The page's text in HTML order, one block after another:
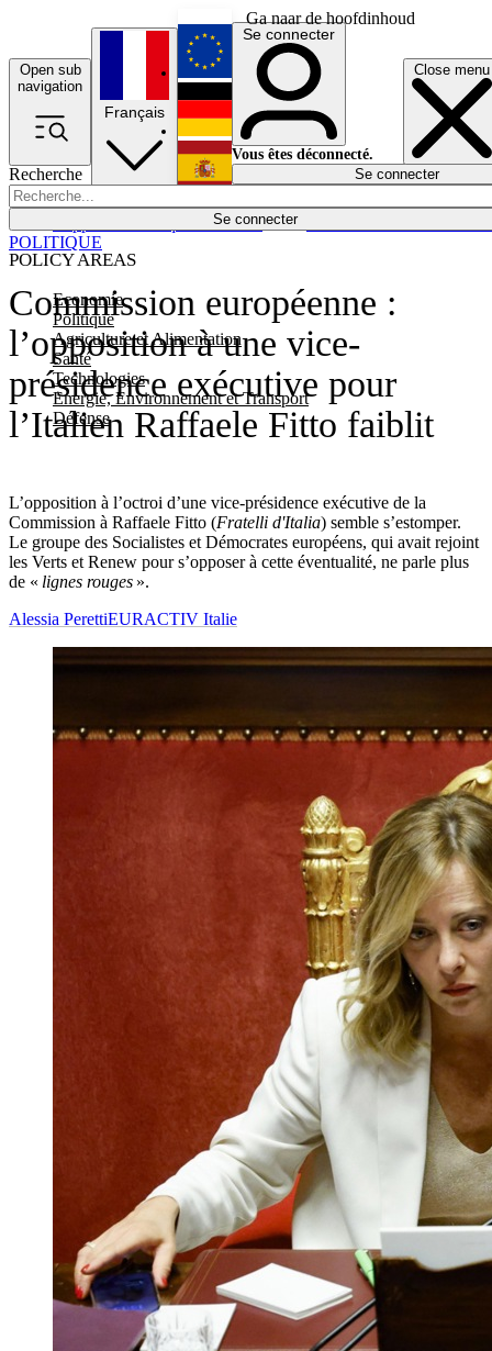
Ga naar de hoofdinhoud
Open sub
navigation
Close menu
Recherche
Se connecter
POLICY AREAS
Economie
Politique
Agriculture et Alimentation
Santé
Technologies
Energie, Environnement et Transport
Défense
Économie
Français
English
Deutsch
Español
Se connecter
Vous êtes déconnecté.
Se connecter
Commission européenne :
l’opposition à une vice-
présidence exécutive pour
l’Italien Raffaele Fitto faiblit
L’opposition à l’octroi d’une vice-présidence exécutive de la
Commission à Raffaele Fitto (Fratelli d'Italia) semble s’estomper.
Le groupe des Socialistes et Démocrates européens, qui avait rejoint
les Verts et Renew pour s’opposer à cette éventualité, ne parle plus
de « lignes rouges ».
POLITIQUE
Alessia PerettiEURACTIV Italie